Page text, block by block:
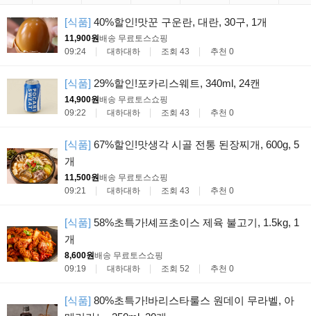
[식품] 40%할인!맛꾼 구운란, 대란, 30구, 1개
11,900원배송 무료토스쇼핑
09:24
대하대하 조회 43 추천 0
[식품] 29%할인!포카리스웨트, 340ml, 24캔
14,900원배송 무료토스쇼핑
09:22
대하대하 조회 43 추천 0
[식품] 67%할인!맛생각 시골 전통 된장찌개, 600g, 5
개
11,500원배송 무료토스쇼핑
09:21
대하대하 조회 43 추천 0
[식품] 58%초특가!셰프초이스 제육 불고기, 1.5kg, 1
개
8,600원배송 무료토스쇼핑
09:19
대하대하 조회 52 추천 0
[식품] 80%초특가!바리스타룰스 원데이 무라벨, 아